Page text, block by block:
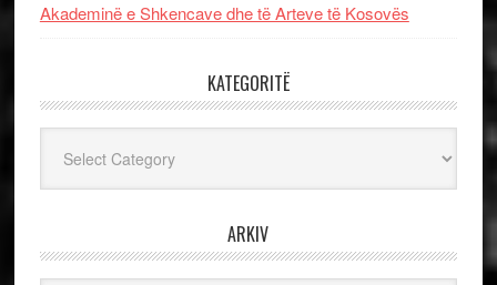
Akademinë e Shkencave dhe të Arteve të Kosovës
KATEGORITË
ARKIV